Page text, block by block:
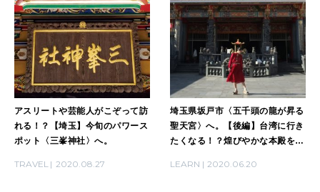
[12星座別] Monthly Love Holoscope
女神まり愛のタロットメッセージ
算命学がわかる今月のあなた
HEALTH
自分にやさしく
LEARN
知る、考える
ママもいろいろ
アスリートや芸能人がこぞって訪
れる！？【埼玉】今旬のパワース
ポット〈三峯神社〉へ。
TRAVEL 2020.08.27
埼玉県坂戸市〈五千頭の龍が昇る
聖天宮〉へ。【後編】台湾に行き
たくなる！？煌びやかな本殿をリ
LEARN 2020.06.20